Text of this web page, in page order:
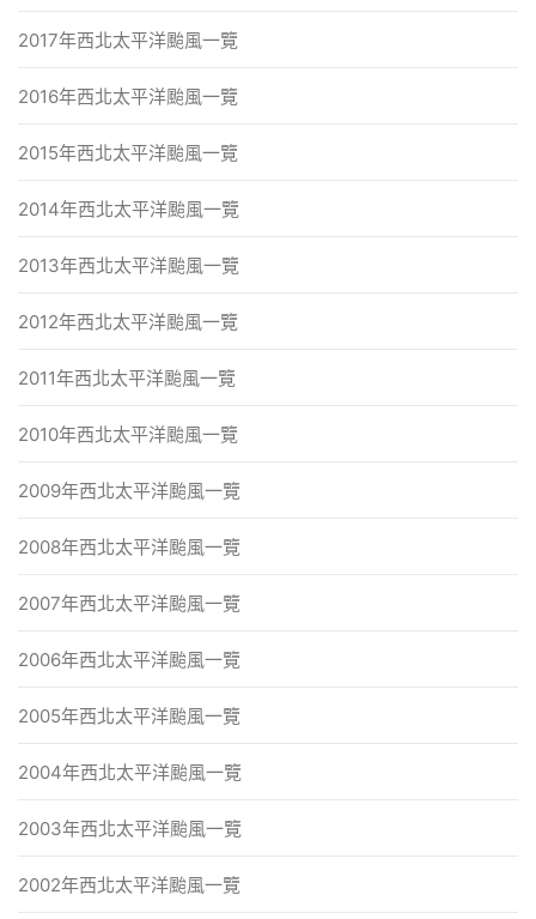
2017年西北太平洋颱風一覽
2016年西北太平洋颱風一覽
2015年西北太平洋颱風一覽
2014年西北太平洋颱風一覽
2013年西北太平洋颱風一覽
2012年西北太平洋颱風一覽
2011年西北太平洋颱風一覽
2010年西北太平洋颱風一覽
2009年西北太平洋颱風一覽
2008年西北太平洋颱風一覽
2007年西北太平洋颱風一覽
2006年西北太平洋颱風一覽
2005年西北太平洋颱風一覽
2004年西北太平洋颱風一覽
2003年西北太平洋颱風一覽
2002年西北太平洋颱風一覽